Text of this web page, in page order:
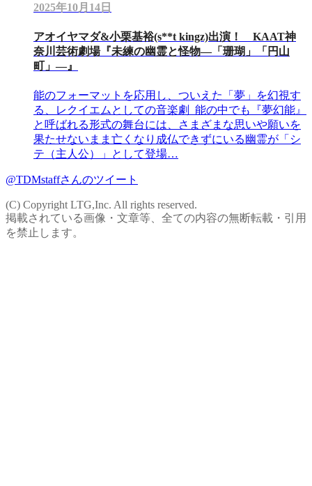
2025年10月14日
アオイヤマダ&小栗基裕(s**t kingz)出演！ KAAT神
奈川芸術劇場『未練の幽霊と怪物―「珊瑚」「円山
町」―』
能のフォーマットを応用し、ついえた「夢」を幻視す
る、レクイエムとしての音楽劇 能の中でも『夢幻能』
と呼ばれる形式の舞台には、さまざまな思いや願いを
果たせないまま亡くなり成仏できずにいる幽霊が「シ
テ（主人公）」として登場…
@TDMstaffさんのツイート
(C) Copyright LTG,Inc. All rights reserved.
掲載されている画像・文章等、全ての内容の無断転載・引用
を禁止します。